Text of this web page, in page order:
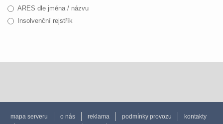
ARES dle jména / názvu
Insolvenční rejstřík
mapa serveru o nás reklama podmínky provozu
kontakty